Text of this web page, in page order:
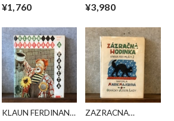
¥1,760 ¥3,980
KLAUN FERDINAND
ZAZRACNA